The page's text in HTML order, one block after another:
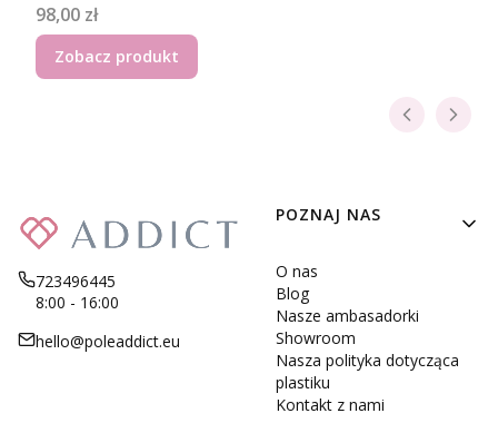
Cena
98,00 zł
Zobacz produkt
723496445
8:00 - 16:00
hello@poleaddict.eu
Linki w stopce
POZNAJ NAS
O nas
Blog
Nasze ambasadorki
Showroom
Nasza polityka dotycząca
plastiku
Kontakt z nami